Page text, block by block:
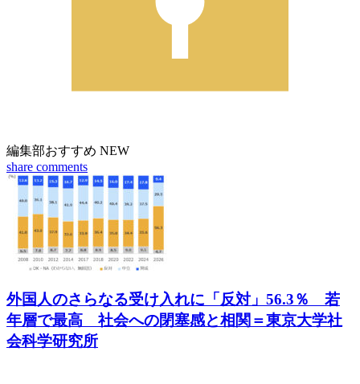
編集部おすすめ NEW
share comments
外国人のさらなる受け入れに「反対」56.3％ 若
年層で最高 社会への閉塞感と相関＝東京大学社
会科学研究所